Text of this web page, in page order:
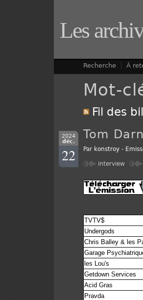
Les
Recherche À
Mot-
Fil des
2024
déc.
22
Tom
Par konstroy -
interview
TVTV$
Undergods
Chris Balley & les
Garage
les Lou's
Getdown Services
Acid Gras
Pravda